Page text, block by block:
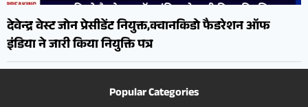
देवेन्द्र वेस्ट जोन प्रेसीडेंट नियुक्त,क्वानकिडो फैडरेशन ऑफ
इंडिया ने जारी किया नियुक्ति पत्र
Popular Categories